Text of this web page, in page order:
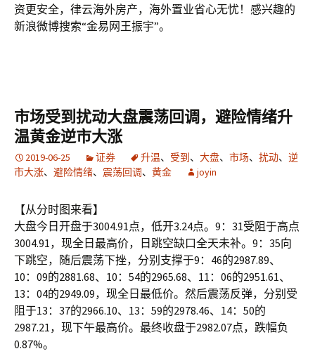
资更安全，律云海外房产，海外置业省心无忧！感兴趣的
新浪微博搜索“金易网王振宇”。
市场受到扰动大盘震荡回调，避险情绪升
温黄金逆市大涨
2019-06-25 证券 升温、 受到、 大盘、 市场、 扰动、 逆
市大涨、 避险情绪、 震荡回调、 黄金 joyin
【从分时图来看】
大盘今日开盘于3004.91点，低开3.24点。9：31受阻于高点
3004.91，现全日最高价，日跳空缺口全天未补。9：35向
下跳空，随后震荡下挫，分别支撑于9：46的2987.89、
10：09的2881.68、10：54的2965.68、11：06的2951.61、
13：04的2949.09，现全日最低价。然后震荡反弹，分别受
阻于13：37的2966.10、13：59的2978.46、14：50的
2987.21，现下午最高价。最终收盘于2982.07点，跌幅负
0.87%。